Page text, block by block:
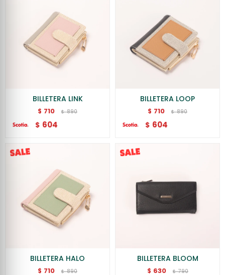
BILLETERA LINK
$ 710 $ 890
$ 604
BILLETERA LOOP
$ 710 $ 890
$ 604
BILLETERA HALO
$ 710 $ 890
BILLETERA BLOOM
$ 630 $ 790